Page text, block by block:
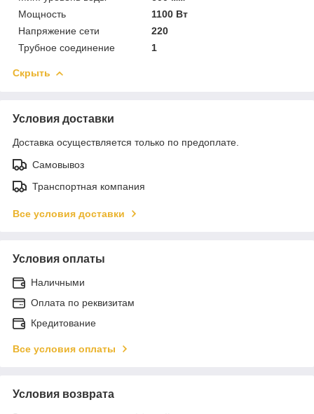
Мощность
1100 Вт
Напряжение сети
220
Трубное соединение
1
Скрыть
Условия доставки
Доставка осуществляется только по предоплате.
Самовывоз
Транспортная компания
Все условия доставки
Условия оплаты
Наличными
Оплата по реквизитам
Кредитование
Все условия оплаты
Условия возврата